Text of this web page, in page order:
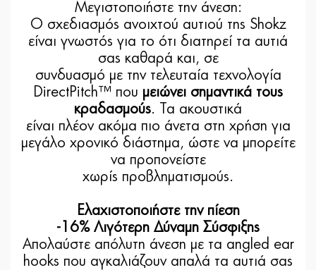
Μεγιστοποιήστε την άνεση:
Ο σχεδιασμός ανοιχτού αυτιού της Shokz
είναι γνωστός για το ότι διατηρεί τα αυτιά
σας καθαρά και, σε
συνδυασμό με την τελευταία τεχνολογία
DirectPitch™ που μειώνει σημαντικά τους
κραδασμούς. Τα ακουστικά
είναι πλέον ακόμα πιο άνετα στη χρήση για
μεγάλο χρονικό διάστημα, ώστε να μπορείτε
να προπονείστε
χωρίς προβληματισμούς.
Ελαχιστοποιήστε την πίεση
-16% Λιγότερη Δύναμη Σύσφιξης
Απολαύστε απόλυτη άνεση με τα angled ear
hooks που αγκαλιάζουν απαλά τα αυτιά σας